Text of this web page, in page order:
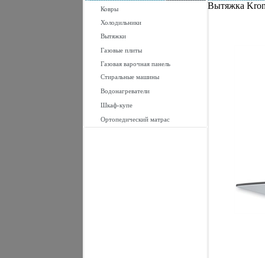
Ковры
Холодильники
Вытяжки
Газовые плиты
Газовая варочная панель
Стиральные машины
Водонагреватели
Шкаф-купе
Ортопедический матрас
Вытяжка